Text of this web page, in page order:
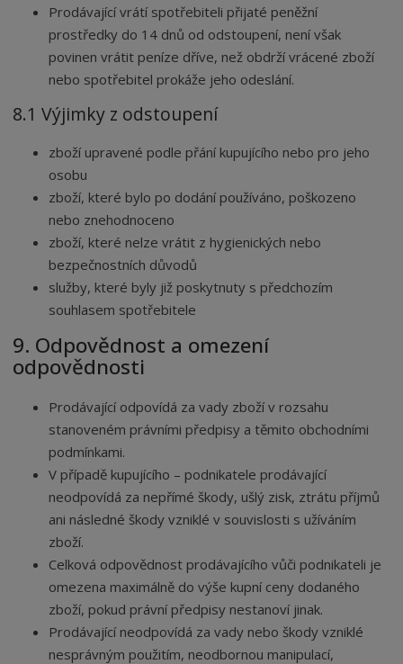
Prodávající vrátí spotřebiteli přijaté peněžní
prostředky do 14 dnů od odstoupení, není však
povinen vrátit peníze dříve, než obdrží vrácené zboží
nebo spotřebitel prokáže jeho odeslání.
8.1 Výjimky z odstoupení
zboží upravené podle přání kupujícího nebo pro jeho
osobu
zboží, které bylo po dodání používáno, poškozeno
nebo znehodnoceno
zboží, které nelze vrátit z hygienických nebo
bezpečnostních důvodů
služby, které byly již poskytnuty s předchozím
souhlasem spotřebitele
9. Odpovědnost a omezení
odpovědnosti
Prodávající odpovídá za vady zboží v rozsahu
stanoveném právními předpisy a těmito obchodními
podmínkami.
V případě kupujícího – podnikatele prodávající
neodpovídá za nepřímé škody, ušlý zisk, ztrátu příjmů
ani následné škody vzniklé v souvislosti s užíváním
zboží.
Celková odpovědnost prodávajícího vůči podnikateli je
omezena maximálně do výše kupní ceny dodaného
zboží, pokud právní předpisy nestanoví jinak.
Prodávající neodpovídá za vady nebo škody vzniklé
nesprávným použitím, neodbornou manipulací,